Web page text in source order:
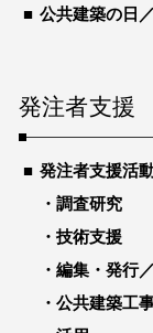
公共建築の日
発注者支援
発注者支援活
調査研究
技術支援
編集・発行
公共建築工